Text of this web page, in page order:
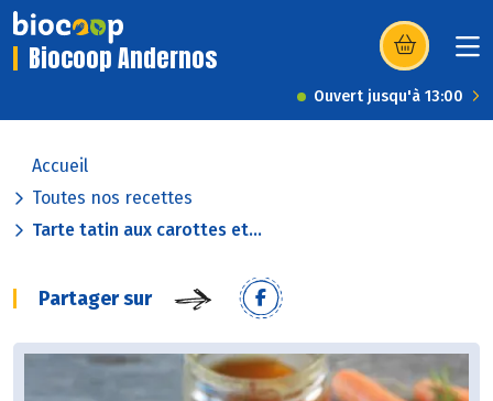
Biocoop Andernos (s’ouvre dans
Ouvert jusqu'à 13:00
Accueil
Toutes nos recettes
Tarte tatin aux carottes et...
Partager sur